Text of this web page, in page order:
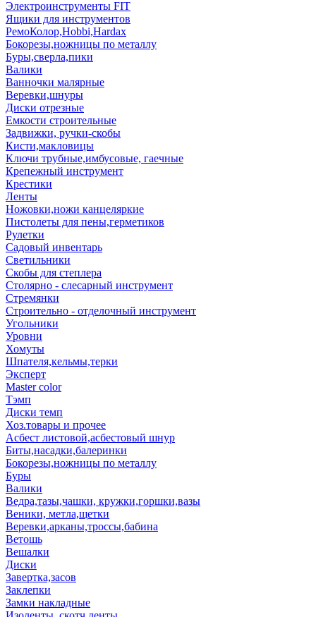
Электроинструменты FIT
Ящики для инструментов
РемоКолор,Hobbi,Hardax
Бокорезы,ножницы по металлу
Буры,сверла,пики
Валики
Ванночки малярные
Веревки,шнуры
Диски отрезные
Емкости строительные
Задвижки, ручки-скобы
Кисти,макловицы
Ключи трубные,имбусовые, гаечные
Крепежный инструмент
Крестики
Ленты
Ножовки,ножи канцеляркие
Пистолеты для пены,герметиков
Рулетки
Садовый инвентарь
Светильники
Скобы для степлера
Столярно - слесарный инструмент
Стремянки
Строительно - отделочный инструмент
Угольники
Уровни
Хомуты
Шпателя,кельмы,терки
Эксперт
Master color
Тэмп
Диски темп
Хоз.товары и прочее
Асбест листовой,асбестовый шнур
Биты,насадки,балеринки
Бокорезы,ножницы по металлу
Буры
Валики
Ведра,тазы,чашки, кружки,горшки,вазы
Веники, метла,щетки
Веревки,арканы,троссы,бабина
Ветошь
Вешалки
Диски
Завертка,засов
Заклепки
Замки накладные